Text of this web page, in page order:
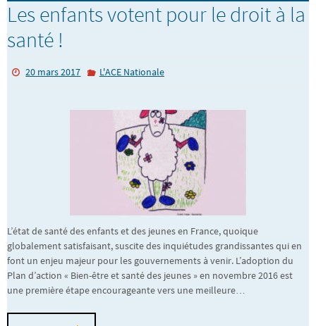
Les enfants votent pour le droit à la
santé !
20 mars 2017 L'ACE Nationale
L’état de santé des enfants et des jeunes en France, quoique
globalement satisfaisant, suscite des inquiétudes grandissantes qui en
font un enjeu majeur pour les gouvernements à venir. L’adoption du
Plan d’action « Bien-être et santé des jeunes » en novembre 2016 est
une première étape encourageante vers une meilleure…